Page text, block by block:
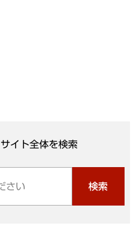
サイト全体を検索
検索